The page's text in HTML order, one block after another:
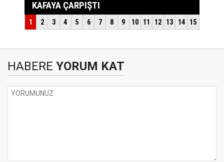
HABERE YORUM KAT